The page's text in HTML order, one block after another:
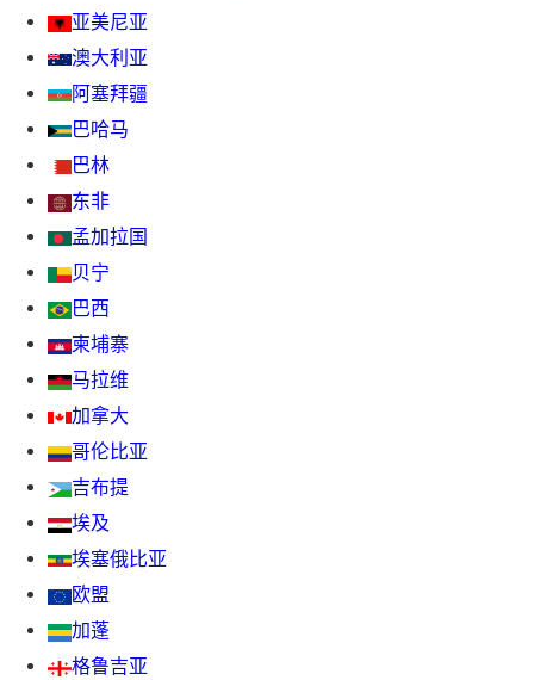
亚美尼亚
澳大利亚
阿塞拜疆
巴哈马
巴林
东非
孟加拉国
贝宁
巴西
柬埔寨
马拉维
加拿大
哥伦比亚
吉布提
埃及
埃塞俄比亚
欧盟
加蓬
格鲁吉亚